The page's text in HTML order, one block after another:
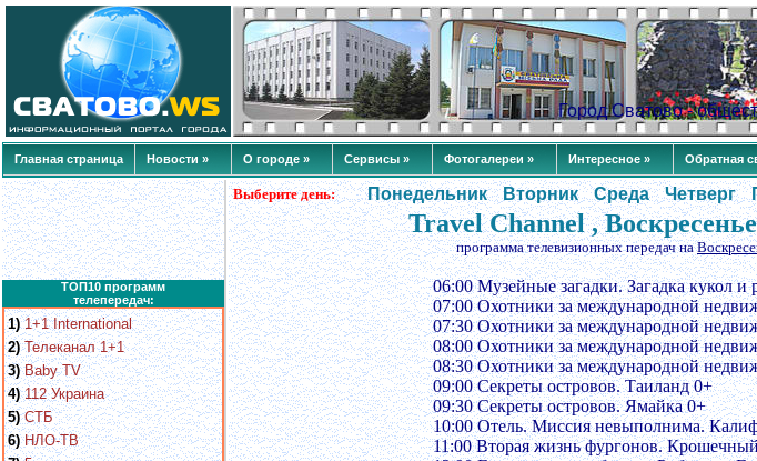
Город Сватово -
Главная страница Новости » О городе » Сервисы » Фотогалереи » Интересное » Обратная
ТОП10 программ
телепередач:
1) 1+1 International
2) Телеканал 1+1
3) Baby TV
4) 112 Украина
5) СТБ
6) НЛО-ТВ
Выберите день: Понедельник Вторник Среда Четверг
Travel Channel ,
программа телевизионных передач на
06:00 Музейные загадки. Загадка кукол и
07:00 Охотники за международной
07:30 Охотники за международной
08:00 Охотники за международной
08:30 Охотники за международной
09:00 Секреты островов. Таиланд 0+
09:30 Секреты островов. Ямайка 0+
10:00 Отель. Миссия невыполнима.
11:00 Вторая жизнь фургонов.